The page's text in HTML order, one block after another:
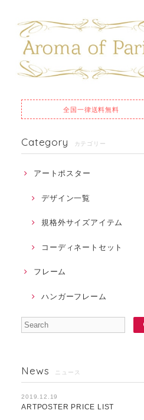
全国一律送料無料
Category カテゴリー
アートポスター
デザイン一覧
規格外サイズアイテム
コーディネートセット
フレーム
ハンガーフレーム
News ニュース
2019.12.19
ARTPOSTER PRICE LIST